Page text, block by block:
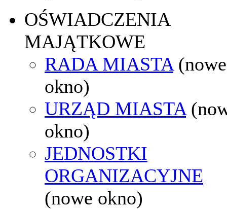
OŚWIADCZENIA
MAJĄTKOWE
RADA MIASTA (nowe
okno)
URZĄD MIASTA
okno)
JEDNOSTKI
ORGANIZACYJNE
(nowe okno)